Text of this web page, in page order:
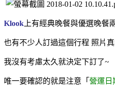
Klook 上有經典晚餐與優選晚餐
也有不少人訂過這個行程 照片
我沒有考慮太久就決定下訂了~
唯一要確認的就是注意「 營運日